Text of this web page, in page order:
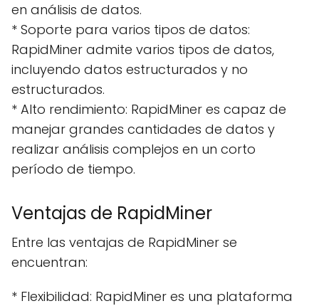
en análisis de datos.
* Soporte para varios tipos de datos:
RapidMiner admite varios tipos de datos,
incluyendo datos estructurados y no
estructurados.
* Alto rendimiento: RapidMiner es capaz de
manejar grandes cantidades de datos y
realizar análisis complejos en un corto
período de tiempo.
Ventajas de RapidMiner
Entre las ventajas de RapidMiner se
encuentran:
* Flexibilidad: RapidMiner es una plataforma